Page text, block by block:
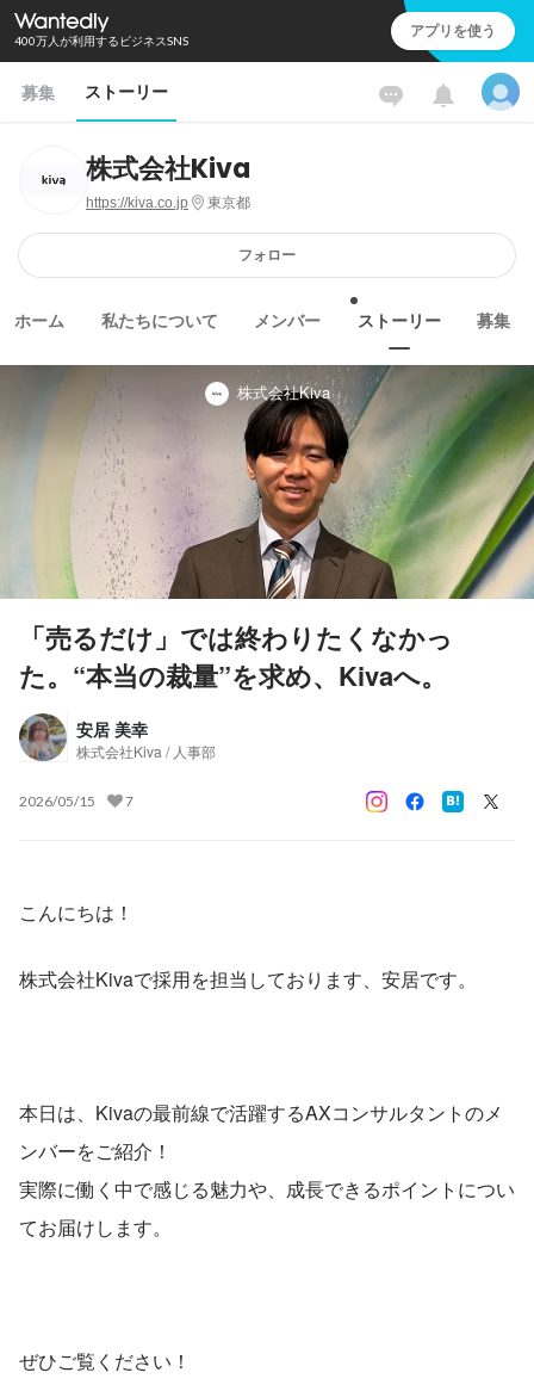
400万人が利用するビジネスSNS アプリを使う
募集 ストーリー
株式会社Kiva
https://kiva.co.jp 東京都
フォロー
ホーム 私たちについて メンバー ストーリー 募集
株式会社Kiva
「売るだけ」では終わりたくなかっ
た。“本当の裁量”を求め、Kivaへ。
安居 美幸
株式会社Kiva / 人事部
2026/05/15 7
こんにちは！
株式会社Kivaで採用を担当しております、安居です。
本日は、Kivaの最前線で活躍するAXコンサルタントのメ
ンバーをご紹介！
実際に働く中で感じる魅力や、成長できるポイントについ
てお届けします。
ぜひご覧ください！